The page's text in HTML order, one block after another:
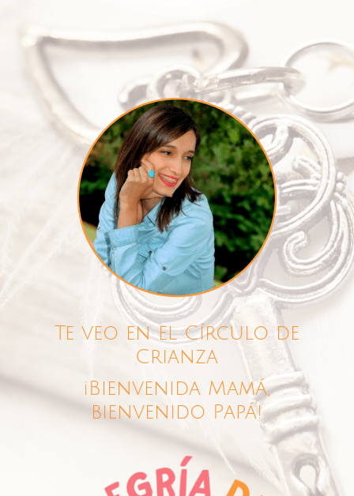
Te veo en el Círculo de
Crianza
¡Bienvenida Mamá,
bienvenido Papá!